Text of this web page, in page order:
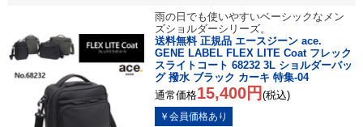
雨の日でも使いやすいベーシックなメン
ズショルダーシリーズ。
送料無料 正規品 エースジーン ace.
GENE LABEL FLEX LITE Coat フレック
スライトコート 68232 3L ショルダーバッ
グ 撥水 ブラック カーキ 特集-04
通常価格15,400円 (税込)